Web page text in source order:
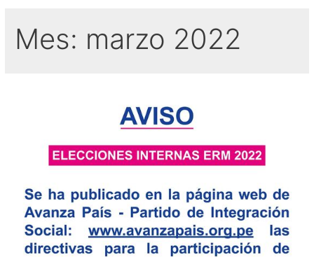
Mes: marzo 2022